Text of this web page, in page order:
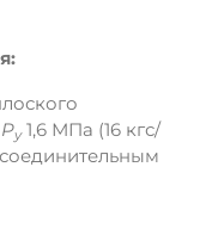
Ру1,6 МПа (16 кгс/
соединительным